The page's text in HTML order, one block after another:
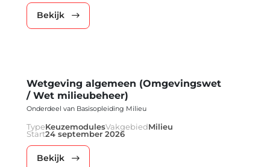
Bekijk
Wetgeving algemeen (Omgevingswet
/ Wet milieubeheer)
Onderdeel van Basisopleiding Milieu
TypeKeuzemodulesVakgebiedMilieu
Start24 september 2026
Bekijk